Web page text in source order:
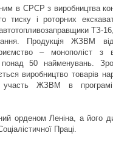
в СРСР з виробництва
тиску і роторних
ТЗ-
Продукція ЖЗВМ
– монополіст з
понад 50 найменувань.
виробництво товарів
участь ЖЗВМ в
орденом Леніна, а його
Праці.